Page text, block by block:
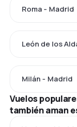
Roma - Madrid
León de los
Milán - Madrid
Vuelos
también aman